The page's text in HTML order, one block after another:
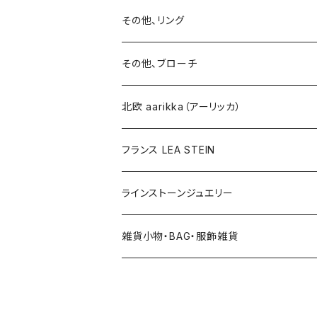
イヤリング
ブローチ
その他
ブローチ
ネックレス
その他、リング
その他、ブローチ
北欧 aarikka（アーリッカ）
フランス LEA STEIN
ラインストーンジュエリー
雑貨小物・BAG・服飾雑貨